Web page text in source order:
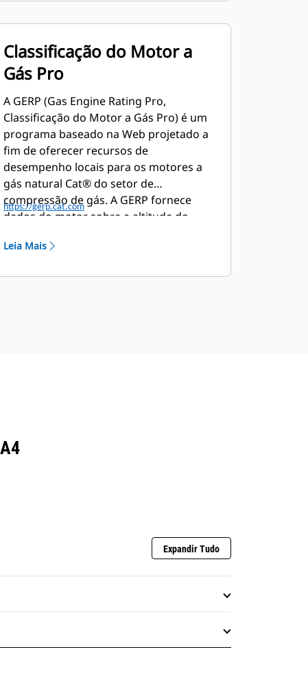
Classificação do Motor a
Gás Pro
A GERP (Gas Engine Rating Pro,
Classificação do Motor a Gás Pro) é um
programa baseado na Web projetado a
fim de oferecer recursos de
desempenho locais para os motores a
gás natural Cat® do setor de
compressão de gás. A GERP fornece
dados do motor sobre a altitude do
combustível, rejeição de calor do líquido
https://gerp.cat.com
Leia Mais
Expandir Tudo